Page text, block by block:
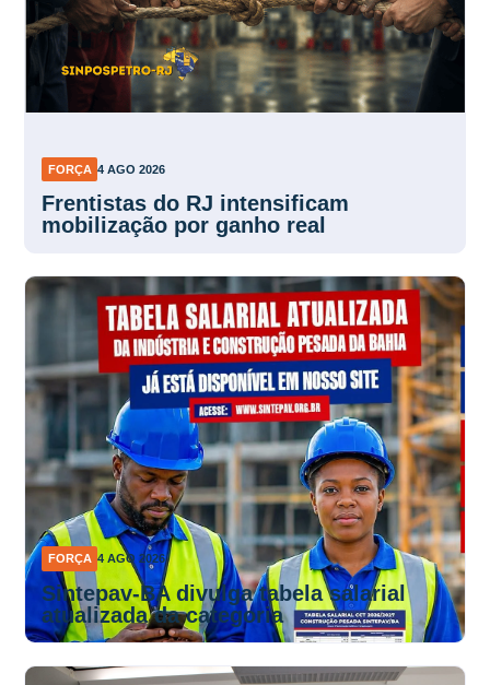
FORÇA 4 AGO 2026
Frentistas do RJ intensificam
mobilização por ganho real
FORÇA 4 AGO 2026
Sintepav-BA divulga tabela salarial
atualizada da categoria